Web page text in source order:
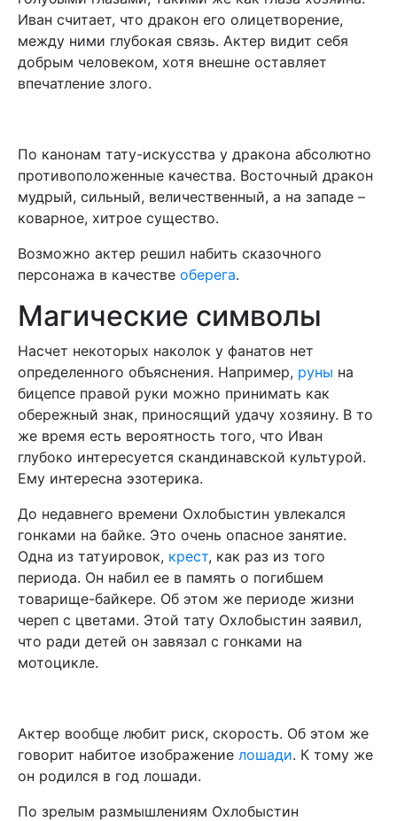
Иван считает, что дракон его олицетворение,
между ними глубокая связь. Актер видит себя
добрым человеком, хотя внешне оставляет
впечатление злого.
По канонам тату-искусства у дракона абсолютно
противоположенные качества. Восточный дракон
мудрый, сильный, величественный, а на западе –
коварное, хитрое существо.
Возможно актер решил набить сказочного
персонажа в качестве оберега.
Магические символы
Насчет некоторых наколок у фанатов нет
определенного объяснения. Например, руны на
бицепсе правой руки можно принимать как
обережный знак, приносящий удачу хозяину. В то
же время есть вероятность того, что Иван
глубоко интересуется скандинавской культурой.
Ему интересна эзотерика.
До недавнего времени Охлобыстин увлекался
гонками на байке. Это очень опасное занятие.
Одна из татуировок, крест, как раз из того
периода. Он набил ее в память о погибшем
товарище-байкере. Об этом же периоде жизни
череп с цветами. Этой тату Охлобыстин заявил,
что ради детей он завязал с гонками на
мотоцикле.
Актер вообще любит риск, скорость. Об этом же
говорит набитое изображение лошади. К тому же
он родился в год лошади.
По зрелым размышлениям Охлобыстин